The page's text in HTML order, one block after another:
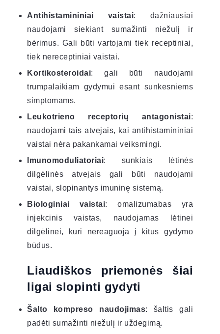
Antihistamininiai vaistai: dažniausiai
naudojami siekiant sumažinti niežulį ir
bėrimus. Gali būti vartojami tiek receptiniai,
tiek nereceptiniai vaistai.
Kortikosteroidai: gali būti naudojami
trumpalaikiam gydymui esant sunkesniems
simptomams.
Leukotrieno receptorių antagonistai:
naudojami tais atvejais, kai antihistamininiai
vaistai nėra pakankamai veiksmingi.
Imunomoduliatoriai: sunkiais lėtinės
dilgėlinės atvejais gali būti naudojami
vaistai, slopinantys imuninę sistemą.
Biologiniai vaistai: omalizumabas yra
injekcinis vaistas, naudojamas lėtinei
dilgėlinei, kuri nereaguoja į kitus gydymo
būdus.
Liaudiškos priemonės šiai
ligai slopinti gydyti
Šalto kompreso naudojimas: šaltis gali
padėti sumažinti niežulį ir uždegimą.